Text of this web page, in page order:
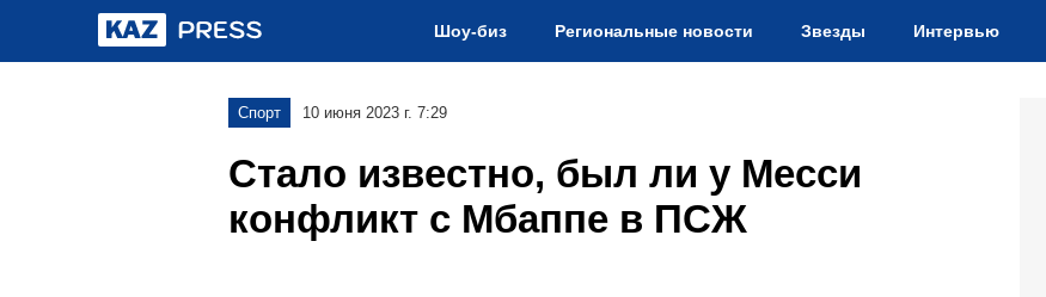
Шоу-биз Региональные новости Звезды Интервью
Спорт 10 июня 2023 г. 7:29
Стало известно, был ли у Месси
конфликт с Мбаппе в ПСЖ